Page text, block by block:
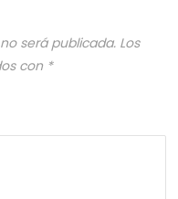
será publicada. Los
con *